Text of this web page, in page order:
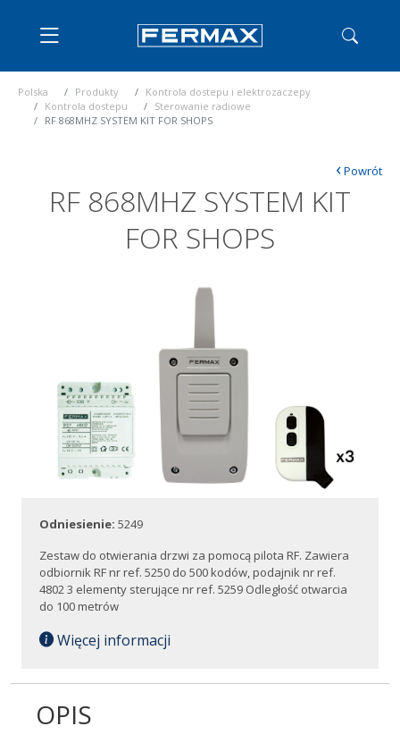
Polska Produkty
Kontrola dostepu i elektrozaczepy
Kontrola dostepu
Sterowanie radiowe
RF 868MHZ SYSTEM KIT FOR SHOPS
RF 868MHZ SYSTEM KIT
FOR SHOPS
‹Powrót
Odniesienie: 5249
Zestaw do otwierania drzwi za pomocą pilota RF. Zawiera
odbiornik RF nr ref. 5250 do 500 kodów, podajnik nr ref.
4802 3 elementy sterujące nr ref. 5259 Odległość otwarcia
do 100 metrów
Więcej informacji
OPIS